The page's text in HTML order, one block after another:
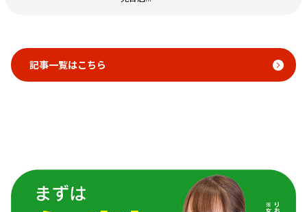
記事一覧はこちら